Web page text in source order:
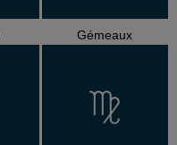
Gémeaux